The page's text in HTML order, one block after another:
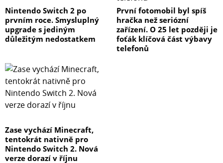
Nintendo Switch 2 po
prvním roce. Smysluplný
upgrade s jediným
důležitým nedostatkem
První fotomobil byl spíš
hračka než seriózní
zařízení. O 25 let později je
foťák klíčová část výbavy
telefonů
Zase vychází Minecraft,
tentokrát nativně pro
Nintendo Switch 2. Nová
verze dorazí v říjnu